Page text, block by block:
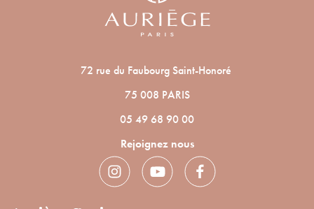
72 rue du Faubourg Saint-Honoré
75 008 PARIS
05 49 68 90 00
Rejoignez nous